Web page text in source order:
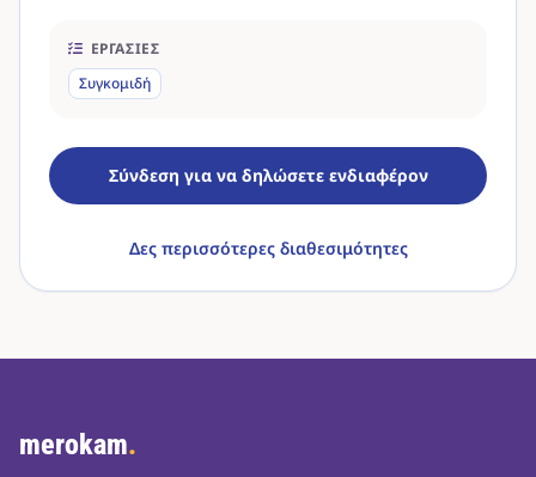
ΕΡΓΑΣΊΕΣ
Συγκομιδή
Σύνδεση για να δηλώσετε ενδιαφέρον
Δες περισσότερες διαθεσιμότητες
merokam.